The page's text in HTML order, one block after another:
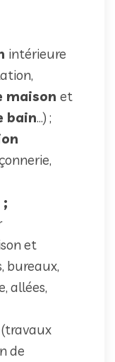
intérieure
maison et
bain…) ;
;
et
bureaux,
allées,
de